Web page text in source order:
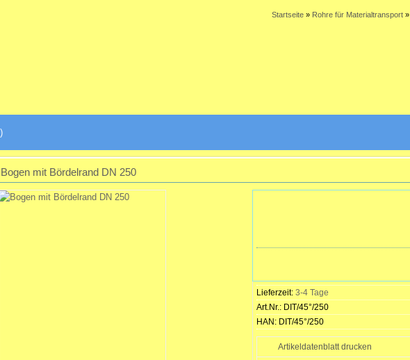
Startseite» Rohre für Materialtransport»
Bogen mit Bördelrand DN 250
Lieferzeit: 3-4 Tage
Art.Nr.: DIT/45°/250
HAN: DIT/45°/250
Artikeldatenblatt drucken